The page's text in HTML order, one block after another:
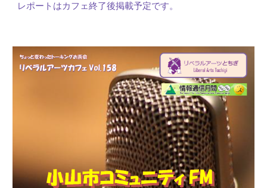
レポートはカフェ終了後掲載予定です。